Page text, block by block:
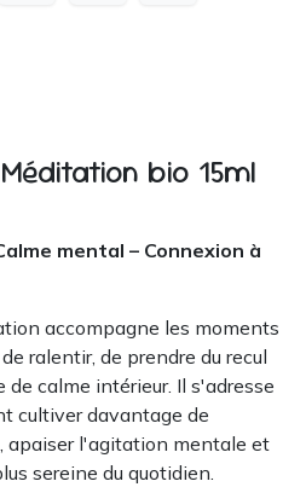
bio 15ml
mental – Connexion à
accompagne les moments
ralentir, de prendre du recul
de calme intérieur. Il s'adresse
cultiver davantage de
apaiser l'agitation mentale et
sereine du quotidien.